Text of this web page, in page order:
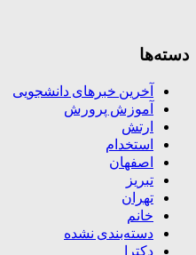
دسته‌ها
آخرین خبرهای دانشجویی
آموزش پرورش
ارتش
استخدام
اصفهان
تبریز
تهران
خانم
دسته‌بندی نشده
دکترا